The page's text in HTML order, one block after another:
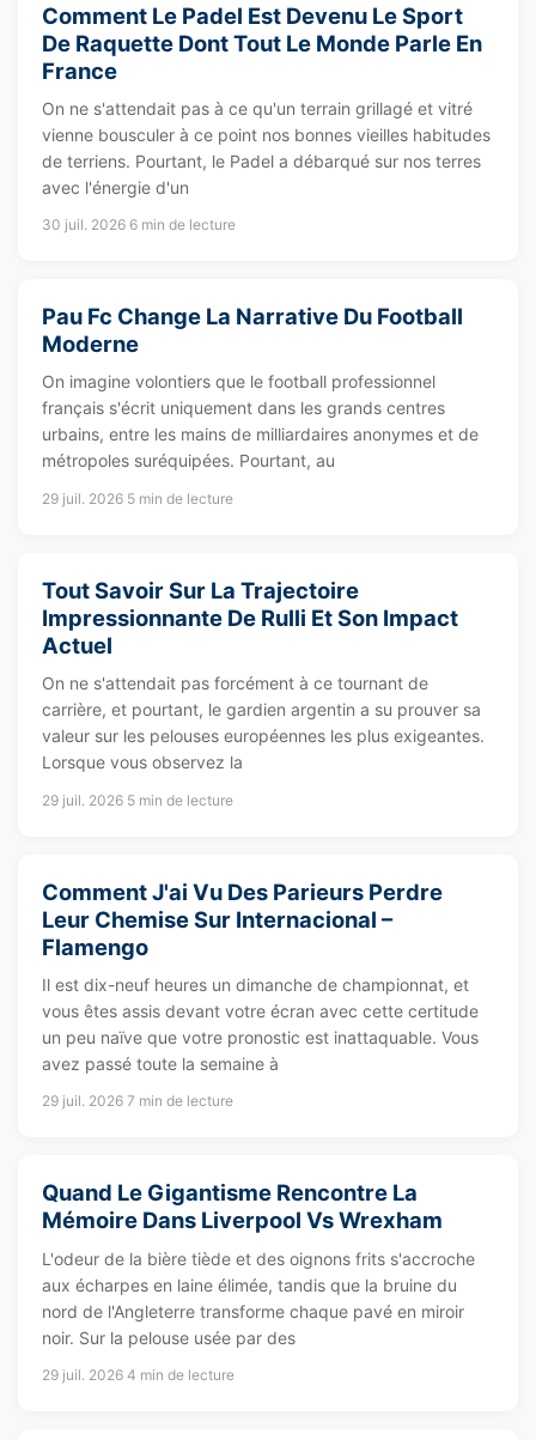
Comment Le Padel Est Devenu Le Sport
De Raquette Dont Tout Le Monde Parle En
France
On ne s'attendait pas à ce qu'un terrain grillagé et vitré
vienne bousculer à ce point nos bonnes vieilles habitudes
de terriens. Pourtant, le Padel a débarqué sur nos terres
avec l'énergie d'un
30 juil. 2026 6 min de lecture
Pau Fc Change La Narrative Du Football
Moderne
On imagine volontiers que le football professionnel
français s'écrit uniquement dans les grands centres
urbains, entre les mains de milliardaires anonymes et de
métropoles suréquipées. Pourtant, au
29 juil. 2026 5 min de lecture
Tout Savoir Sur La Trajectoire
Impressionnante De Rulli Et Son Impact
Actuel
On ne s'attendait pas forcément à ce tournant de
carrière, et pourtant, le gardien argentin a su prouver sa
valeur sur les pelouses européennes les plus exigeantes.
Lorsque vous observez la
29 juil. 2026 5 min de lecture
Comment J'ai Vu Des Parieurs Perdre
Leur Chemise Sur Internacional –
Flamengo
Il est dix-neuf heures un dimanche de championnat, et
vous êtes assis devant votre écran avec cette certitude
un peu naïve que votre pronostic est inattaquable. Vous
avez passé toute la semaine à
29 juil. 2026 7 min de lecture
Quand Le Gigantisme Rencontre La
Mémoire Dans Liverpool Vs Wrexham
L'odeur de la bière tiède et des oignons frits s'accroche
aux écharpes en laine élimée, tandis que la bruine du
nord de l'Angleterre transforme chaque pavé en miroir
noir. Sur la pelouse usée par des
29 juil. 2026 4 min de lecture